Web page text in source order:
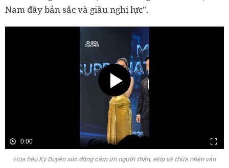
Nam đầy bản sắc và giàu nghị lực".
0:00
Hoa hậu Kỳ Duyên xúc động cảm ơn người thân, ekip và thừa nhận vẫn